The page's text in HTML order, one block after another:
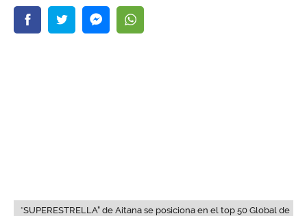
“SUPERESTRELLA" de Aitana se posiciona en el top 50 Global de